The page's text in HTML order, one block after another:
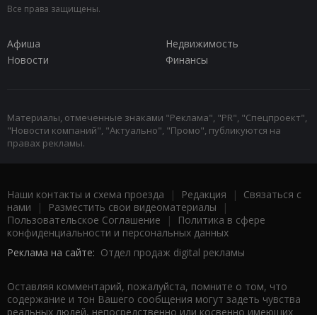
Все права защищены.
Афиша
Недвижимость
Новости
Финансы
Материалы, отмеченные знаками "Реклама", "PR", "Спецпроект",
"Новости компаний", "Актуально", "Промо", публикуются на
правах рекламы.
Наши контакты и схема проезда | Редакция | Связаться с
нами | Разместить свои видеоматериалы |
Пользовательское Соглашение |
Политика в сфере
конфиденциальности и персональных данных
Реклама на сайте: Отдел продаж digital рекламы
Оставляя комментарий, пожалуйста, помните о том, что
содержание и тон Вашего сообщения могут задеть чувства
реальных людей, непосредственно или косвенно имеющих